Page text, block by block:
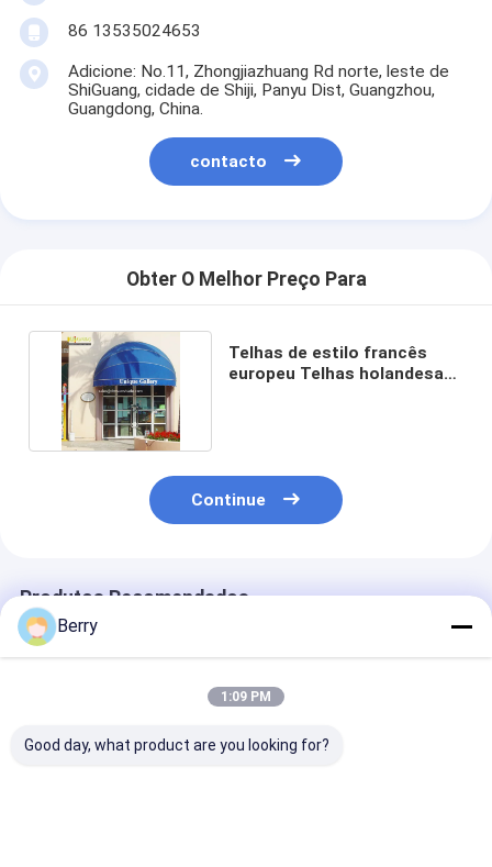
86 13535024653
Adicione: No.11, Zhongjiazhuang Rd norte, leste de
ShiGuang, cidade de Shiji, Panyu Dist, Guangzhou,
Guangdong, China.
contacto
Obter O Melhor Preço Para
Telhas de estilo francês
europeu Telhas holandesas
Continue
Produtos Recomendados
Berry
1:09 PM
Good day, what product are you looking for?